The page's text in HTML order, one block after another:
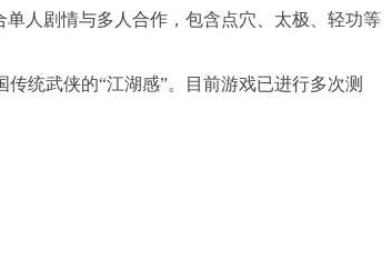
人剧情与多人合作，包含点穴、太极、轻功等
统武侠的“江湖感”。目前游戏已进行多次测